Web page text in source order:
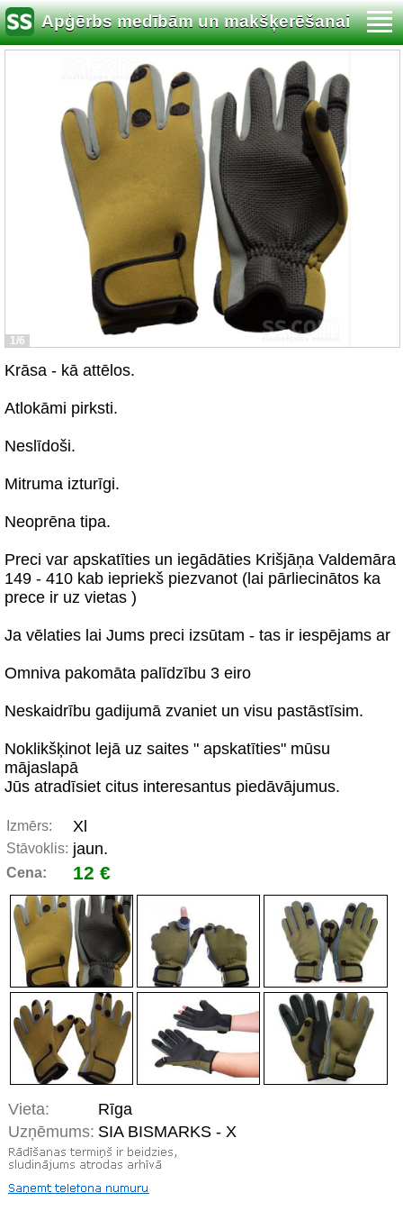
Apģērbs medībām un makšķerēšanai
1/6
Krāsa - kā attēlos.
Atlokāmi pirksti.
Neslīdoši.
Mitruma izturīgi.
Neoprēna tipa.
Preci var apskatīties un iegādāties Krišjāņa Valdemāra
149 - 410 kab iepriekš piezvanot (lai pārliecinātos ka
prece ir uz vietas )
Ja vēlaties lai Jums preci izsūtam - tas ir iespējams ar
Omniva pakomāta palīdzību 3 eiro
Neskaidrību gadijumā zvaniet un visu pastāstīsim.
Noklikšķinot lejā uz saites " apskatīties" mūsu
mājaslapā
Jūs atradīsiet citus interesantus piedāvājumus.
Izmērs: Xl
Stāvoklis: jaun.
Cena: 12 €
Vieta:
Rīga
Uzņēmums: SIA BISMARKS - X